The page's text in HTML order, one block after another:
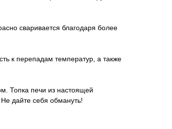
сваривается благодаря более
к перепадам температур, а также
Топка печи из настоящей
дайте себя обмануть!